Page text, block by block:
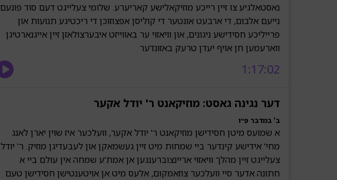
נאסטאלגיע צו זיין רייכע מוזיקאלישע קאריערע. שלומי צעלייגט דעם סוד פונעם
נייעם אלבום, די ארבעט אונטער די קוליסן אפצוזוכן די ריכטיגע תנועות און
פרייליכע חסידישע ניגונים, און וויאזוי ער באווייזט איבערצולאזן זיין אייגנארטיגן
ווארעמען חן אויף יעדן טרעק באזונדער
1:17:02
דער נגינה גאסט: מוזיקאנט ר' יודל אקער
ב' במדבר פ״ו
א שמועס מיטן חסידישן מוזיקאנט ר' יודל אקער, וועלכער איז שוין יארן לאנג
מחי' אידישע קינדער ביי שמחות מיט זיין געשמאקן און לעבעדיגן מוזיק. ר' יודל
צעלייגט זיין מהלך וויאזוי אריינצוברענגען אן אמת'ע שמחה אין עולם ביי א
חתונה אדער סיי וועלכער צוזאמקום, אלעס מיט אן אויטענטישן חסידישן טעם